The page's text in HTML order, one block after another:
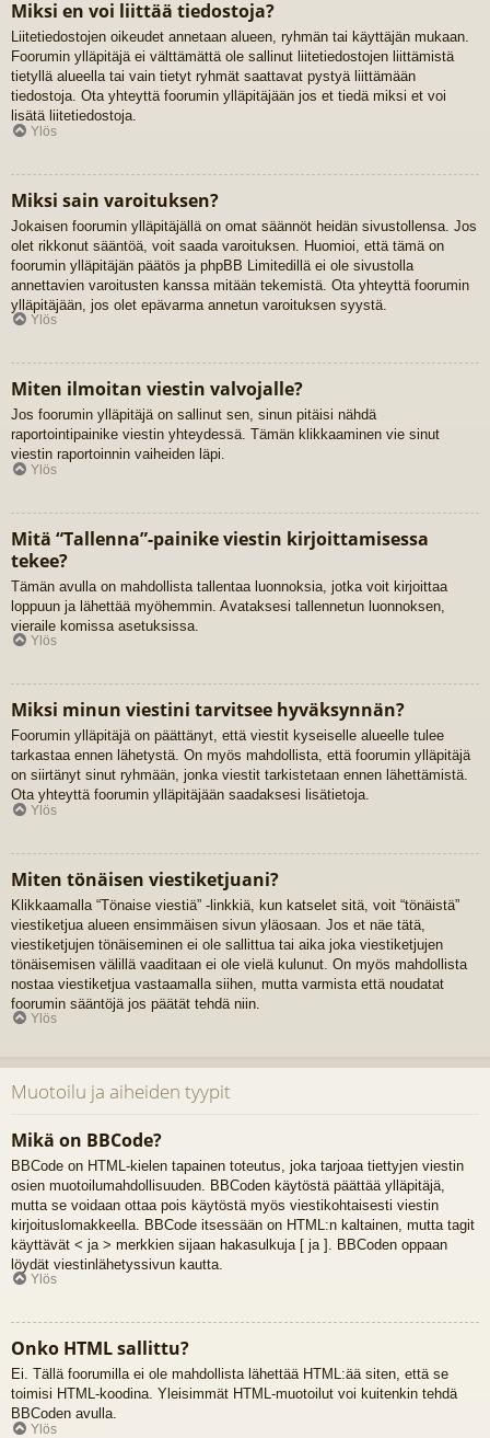
Miksi en voi liittää tiedostoja?
Liitetiedostojen oikeudet annetaan alueen, ryhmän tai käyttäjän mukaan.
Foorumin ylläpitäjä ei välttämättä ole sallinut liitetiedostojen liittämistä
tietyllä alueella tai vain tietyt ryhmät saattavat pystyä liittämään
tiedostoja. Ota yhteyttä foorumin ylläpitäjään jos et tiedä miksi et voi
lisätä liitetiedostoja.
Ylös
Miksi sain varoituksen?
Jokaisen foorumin ylläpitäjällä on omat säännöt heidän sivustollensa. Jos
olet rikkonut sääntöä, voit saada varoituksen. Huomioi, että tämä on
foorumin ylläpitäjän päätös ja phpBB Limitedillä ei ole sivustolla
annettavien varoitusten kanssa mitään tekemistä. Ota yhteyttä foorumin
ylläpitäjään, jos olet epävarma annetun varoituksen syystä.
Ylös
Miten ilmoitan viestin valvojalle?
Jos foorumin ylläpitäjä on sallinut sen, sinun pitäisi nähdä
raportointipainike viestin yhteydessä. Tämän klikkaaminen vie sinut
viestin raportoinnin vaiheiden läpi.
Ylös
Mitä “Tallenna”-painike viestin kirjoittamisessa
tekee?
Tämän avulla on mahdollista tallentaa luonnoksia, jotka voit kirjoittaa
loppuun ja lähettää myöhemmin. Avataksesi tallennetun luonnoksen,
vieraile komissa asetuksissa.
Ylös
Miksi minun viestini tarvitsee hyväksynnän?
Foorumin ylläpitäjä on päättänyt, että viestit kyseiselle alueelle tulee
tarkastaa ennen lähetystä. On myös mahdollista, että foorumin ylläpitäjä
on siirtänyt sinut ryhmään, jonka viestit tarkistetaan ennen lähettämistä.
Ota yhteyttä foorumin ylläpitäjään saadaksesi lisätietoja.
Ylös
Miten tönäisen viestiketjuani?
Klikkaamalla “Tönaise viestiä” -linkkiä, kun katselet sitä, voit “tönäistä”
viestiketjua alueen ensimmäisen sivun yläosaan. Jos et näe tätä,
viestiketjujen tönäiseminen ei ole sallittua tai aika joka viestiketjujen
tönäisemisen välillä vaaditaan ei ole vielä kulunut. On myös mahdollista
nostaa viestiketjua vastaamalla siihen, mutta varmista että noudatat
foorumin sääntöjä jos päätät tehdä niin.
Ylös
Muotoilu ja aiheiden tyypit
Mikä on BBCode?
BBCode on HTML-kielen tapainen toteutus, joka tarjoaa tiettyjen viestin
osien muotoilumahdollisuuden. BBCoden käytöstä päättää ylläpitäjä,
mutta se voidaan ottaa pois käytöstä myös viestikohtaisesti viestin
kirjoituslomakkeella. BBCode itsessään on HTML:n kaltainen, mutta tagit
käyttävät < ja > merkkien sijaan hakasulkuja [ ja ]. BBCoden oppaan
löydät viestinlähetyssivun kautta.
Ylös
Onko HTML sallittu?
Ei. Tällä foorumilla ei ole mahdollista lähettää HTML:ää siten, että se
toimisi HTML-koodina. Yleisimmät HTML-muotoilut voi kuitenkin tehdä
BBCoden avulla.
Ylös